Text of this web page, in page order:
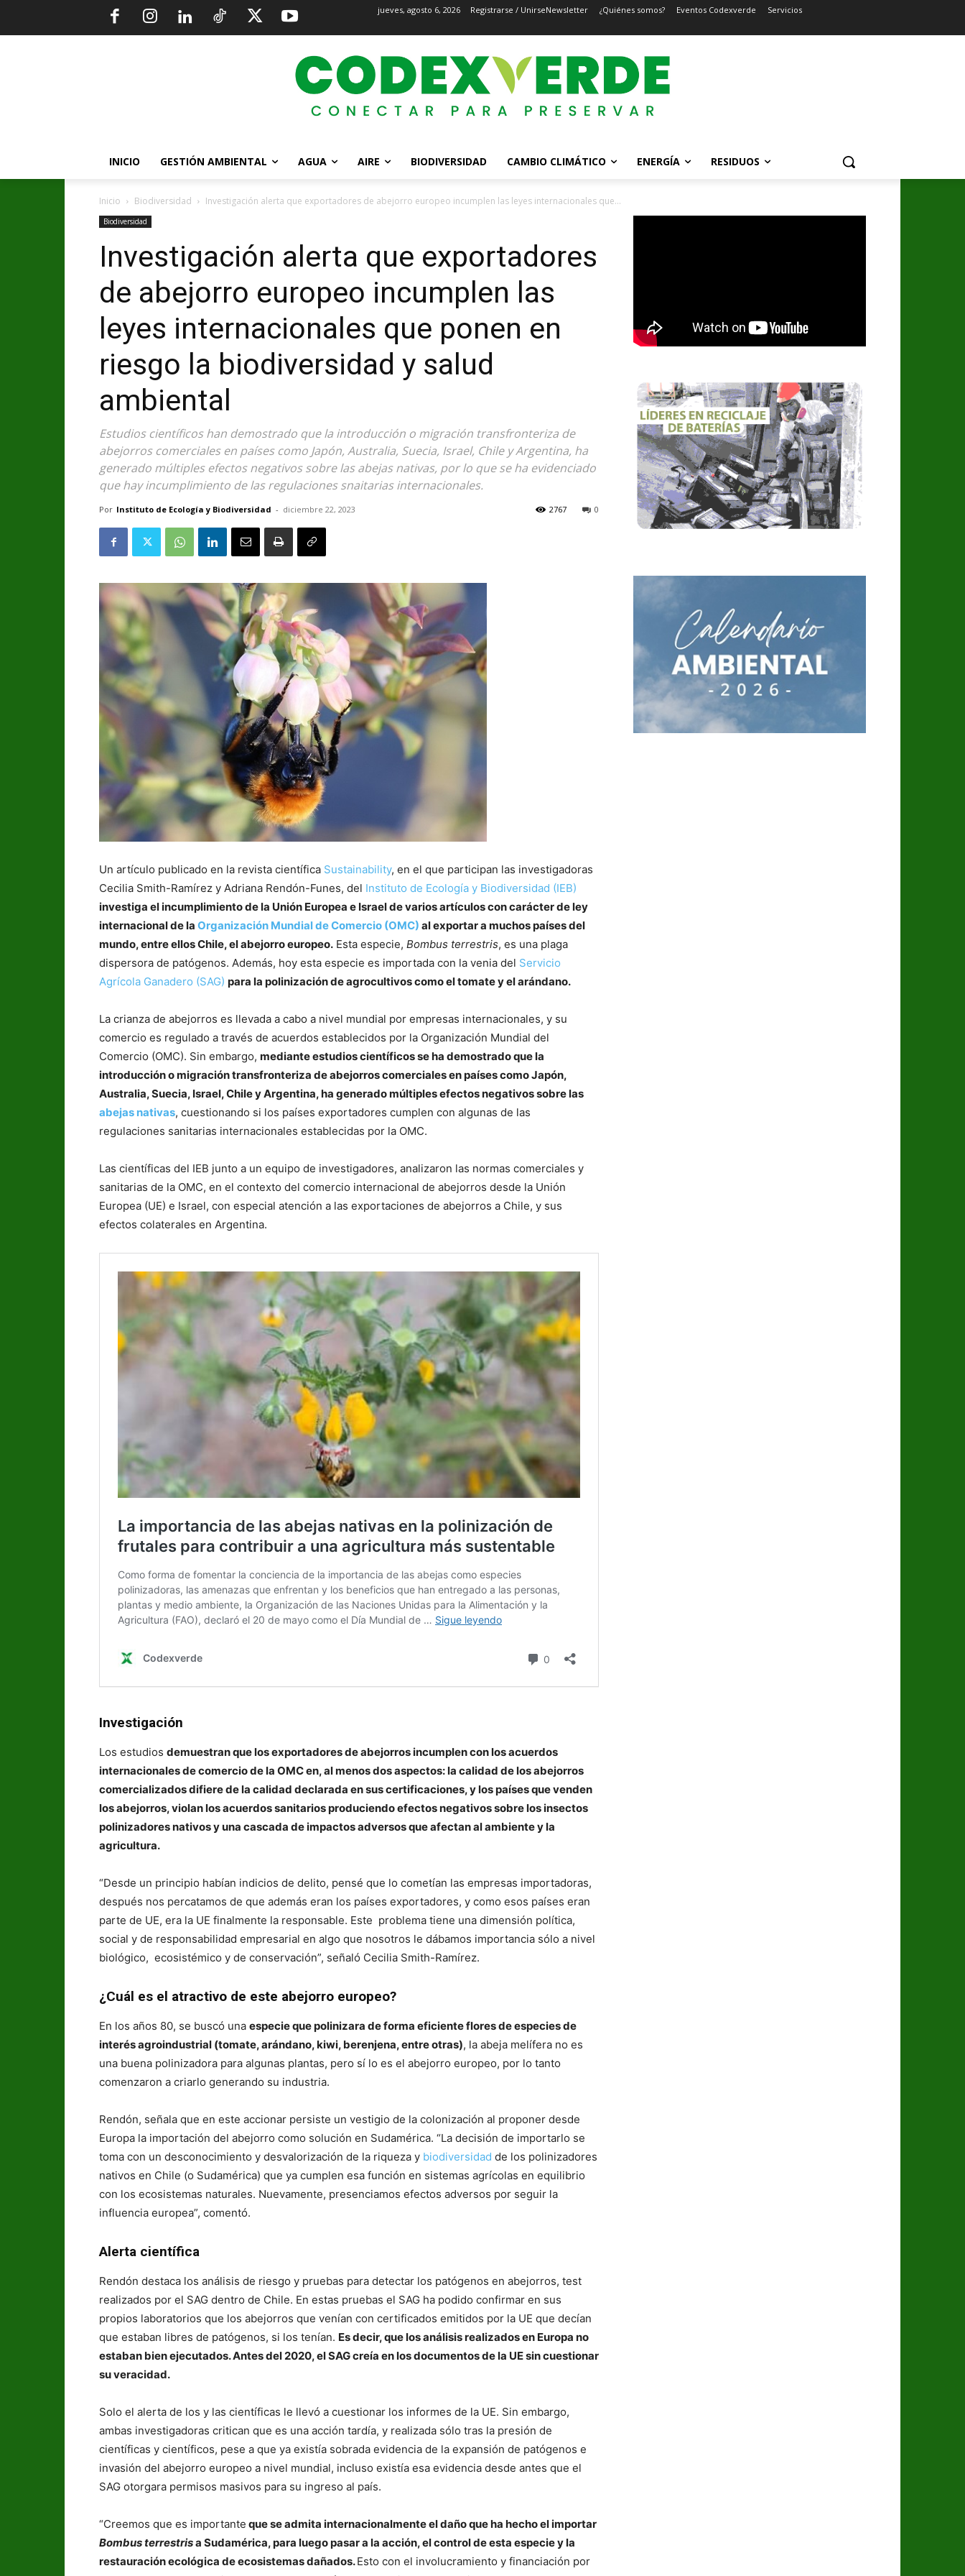
jueves, agosto 6, 2026 Registrarse / UnirseNewsletter ¿Quiénes somos? Eventos Codexverde Servicios
INICIO GESTIÓN AMBIENTAL AGUA AIRE BIODIVERSIDAD CAMBIO CLIMÁTICO ENERGÍA RESIDUOS
Inicio Biodiversidad Investigación alerta que exportadores de abejorro europeo incumplen las leyes internacionales que...
Biodiversidad
Investigación alerta que exportadores
de abejorro europeo incumplen las
leyes internacionales que ponen en
riesgo la biodiversidad y salud
ambiental
Estudios científicos han demostrado que la introducción o migración transfronteriza de
abejorros comerciales en países como Japón, Australia, Suecia, Israel, Chile y Argentina, ha
generado múltiples efectos negativos sobre las abejas nativas, por lo que se ha evidenciado
que hay incumplimiento de las regulaciones snaitarias internacionales.
Por Instituto de Ecología y Biodiversidad - diciembre 22, 2023 0
2767
Un artículo publicado en la revista científica Sustainability, en el que participan las investigadoras
Cecilia Smith-Ramírez y Adriana Rendón-Funes, del Instituto de Ecología y Biodiversidad (IEB)
investiga el incumplimiento de la Unión Europea e Israel de varios artículos con carácter de ley
internacional de la Organización Mundial de Comercio (OMC) al exportar a muchos países del
mundo, entre ellos Chile, el abejorro europeo. Esta especie, Bombus terrestris, es una plaga
dispersora de patógenos. Además, hoy esta especie es importada con la venia del Servicio
Agrícola Ganadero (SAG) para la polinización de agrocultivos como el tomate y el arándano.
La crianza de abejorros es llevada a cabo a nivel mundial por empresas internacionales, y su
comercio es regulado a través de acuerdos establecidos por la Organización Mundial del
Comercio (OMC). Sin embargo, mediante estudios científicos se ha demostrado que la
introducción o migración transfronteriza de abejorros comerciales en países como Japón,
Australia, Suecia, Israel, Chile y Argentina, ha generado múltiples efectos negativos sobre las
abejas nativas, cuestionando si los países exportadores cumplen con algunas de las
regulaciones sanitarias internacionales establecidas por la OMC.
Las científicas del IEB junto a un equipo de investigadores, analizaron las normas comerciales y
sanitarias de la OMC, en el contexto del comercio internacional de abejorros desde la Unión
Europea (UE) e Israel, con especial atención a las exportaciones de abejorros a Chile, y sus
efectos colaterales en Argentina.
Investigación
Los estudios demuestran que los exportadores de abejorros incumplen con los acuerdos
internacionales de comercio de la OMC en, al menos dos aspectos: la calidad de los abejorros
comercializados difiere de la calidad declarada en sus certificaciones, y los países que venden
los abejorros, violan los acuerdos sanitarios produciendo efectos negativos sobre los insectos
polinizadores nativos y una cascada de impactos adversos que afectan al ambiente y la
agricultura.
“Desde un principio habían indicios de delito, pensé que lo cometían las empresas importadoras,
después nos percatamos de que además eran los países exportadores, y como esos países eran
parte de UE, era la UE finalmente la responsable. Este problema tiene una dimensión política,
social y de responsabilidad empresarial en algo que nosotros le dábamos importancia sólo a nivel
biológico, ecosistémico y de conservación”, señaló Cecilia Smith-Ramírez.
¿Cuál es el atractivo de este abejorro europeo?
En los años 80, se buscó una especie que polinizara de forma eficiente flores de especies de
interés agroindustrial (tomate, arándano, kiwi, berenjena, entre otras), la abeja melífera no es
una buena polinizadora para algunas plantas, pero sí lo es el abejorro europeo, por lo tanto
comenzaron a criarlo generando su industria.
Rendón, señala que en este accionar persiste un vestigio de la colonización al proponer desde
Europa la importación del abejorro como solución en Sudamérica. “La decisión de importarlo se
toma con un desconocimiento y desvalorización de la riqueza y biodiversidad de los polinizadores
nativos en Chile (o Sudamérica) que ya cumplen esa función en sistemas agrícolas en equilibrio
con los ecosistemas naturales. Nuevamente, presenciamos efectos adversos por seguir la
influencia europea”, comentó.
Alerta científica
Rendón destaca los análisis de riesgo y pruebas para detectar los patógenos en abejorros, test
realizados por el SAG dentro de Chile. En estas pruebas el SAG ha podido confirmar en sus
propios laboratorios que los abejorros que venían con certificados emitidos por la UE que decían
que estaban libres de patógenos, si los tenían. Es decir, que los análisis realizados en Europa no
estaban bien ejecutados. Antes del 2020, el SAG creía en los documentos de la UE sin cuestionar
su veracidad.
Solo el alerta de los y las científicas le llevó a cuestionar los informes de la UE. Sin embargo,
ambas investigadoras critican que es una acción tardía, y realizada sólo tras la presión de
científicas y científicos, pese a que ya existía sobrada evidencia de la expansión de patógenos e
invasión del abejorro europeo a nivel mundial, incluso existía esa evidencia desde antes que el
SAG otorgara permisos masivos para su ingreso al país.
“Creemos que es importante que se admita internacionalmente el daño que ha hecho el importar
Bombus terrestrisa Sudamérica, para luego pasar a la acción, el control de esta especie y la
restauración ecológica de ecosistemas dañados.Esto con el involucramiento y financiación por